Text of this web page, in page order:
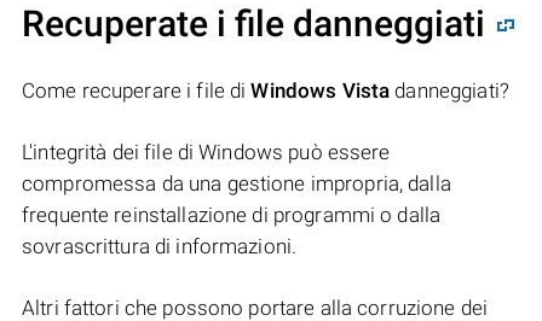
Recuperate i file danneggiati
Come recuperare i file diWindows Vista danneggiati?
L'integrità dei file di Windows può essere
compromessa da una gestione impropria, dalla
frequente reinstallazione di programmi o dalla
sovrascrittura di informazioni.
Altri fattori che possono portare alla corruzione dei